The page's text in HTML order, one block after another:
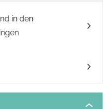
in den